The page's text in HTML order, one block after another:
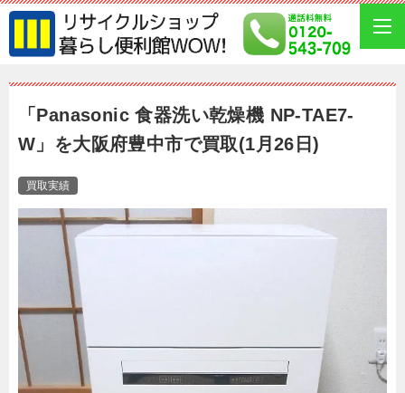
「Panasonic 食器洗い乾燥機 NP-TAE7-
W」を大阪府豊中市で買取(1月26日)
買取実績